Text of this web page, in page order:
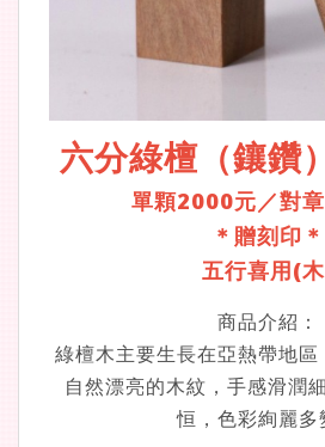
六分綠檀（鑲鑽
單顆2000元／對
＊贈刻印＊
五行喜用(
商品介紹：
綠檀木主要生長在亞熱帶地區
自然漂亮的木紋，手感滑潤
恒，色彩絢麗多